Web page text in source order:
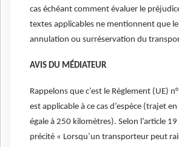
cas échéant comment évaluer le
textes applicables ne mentionnent que
annulation ou surréservation du
AVIS DU MÉDIATEUR
Rappelons que c’est le Règlement (UE)
est applicable à ce cas d’espèce (trajet
égale à 250 kilomètres). Selon l’article
précité « Lorsqu’un transporteur peut